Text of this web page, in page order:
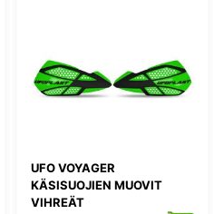
UFO VOYAGER
KÄSISUOJIEN MUOVIT
VIHREÄT